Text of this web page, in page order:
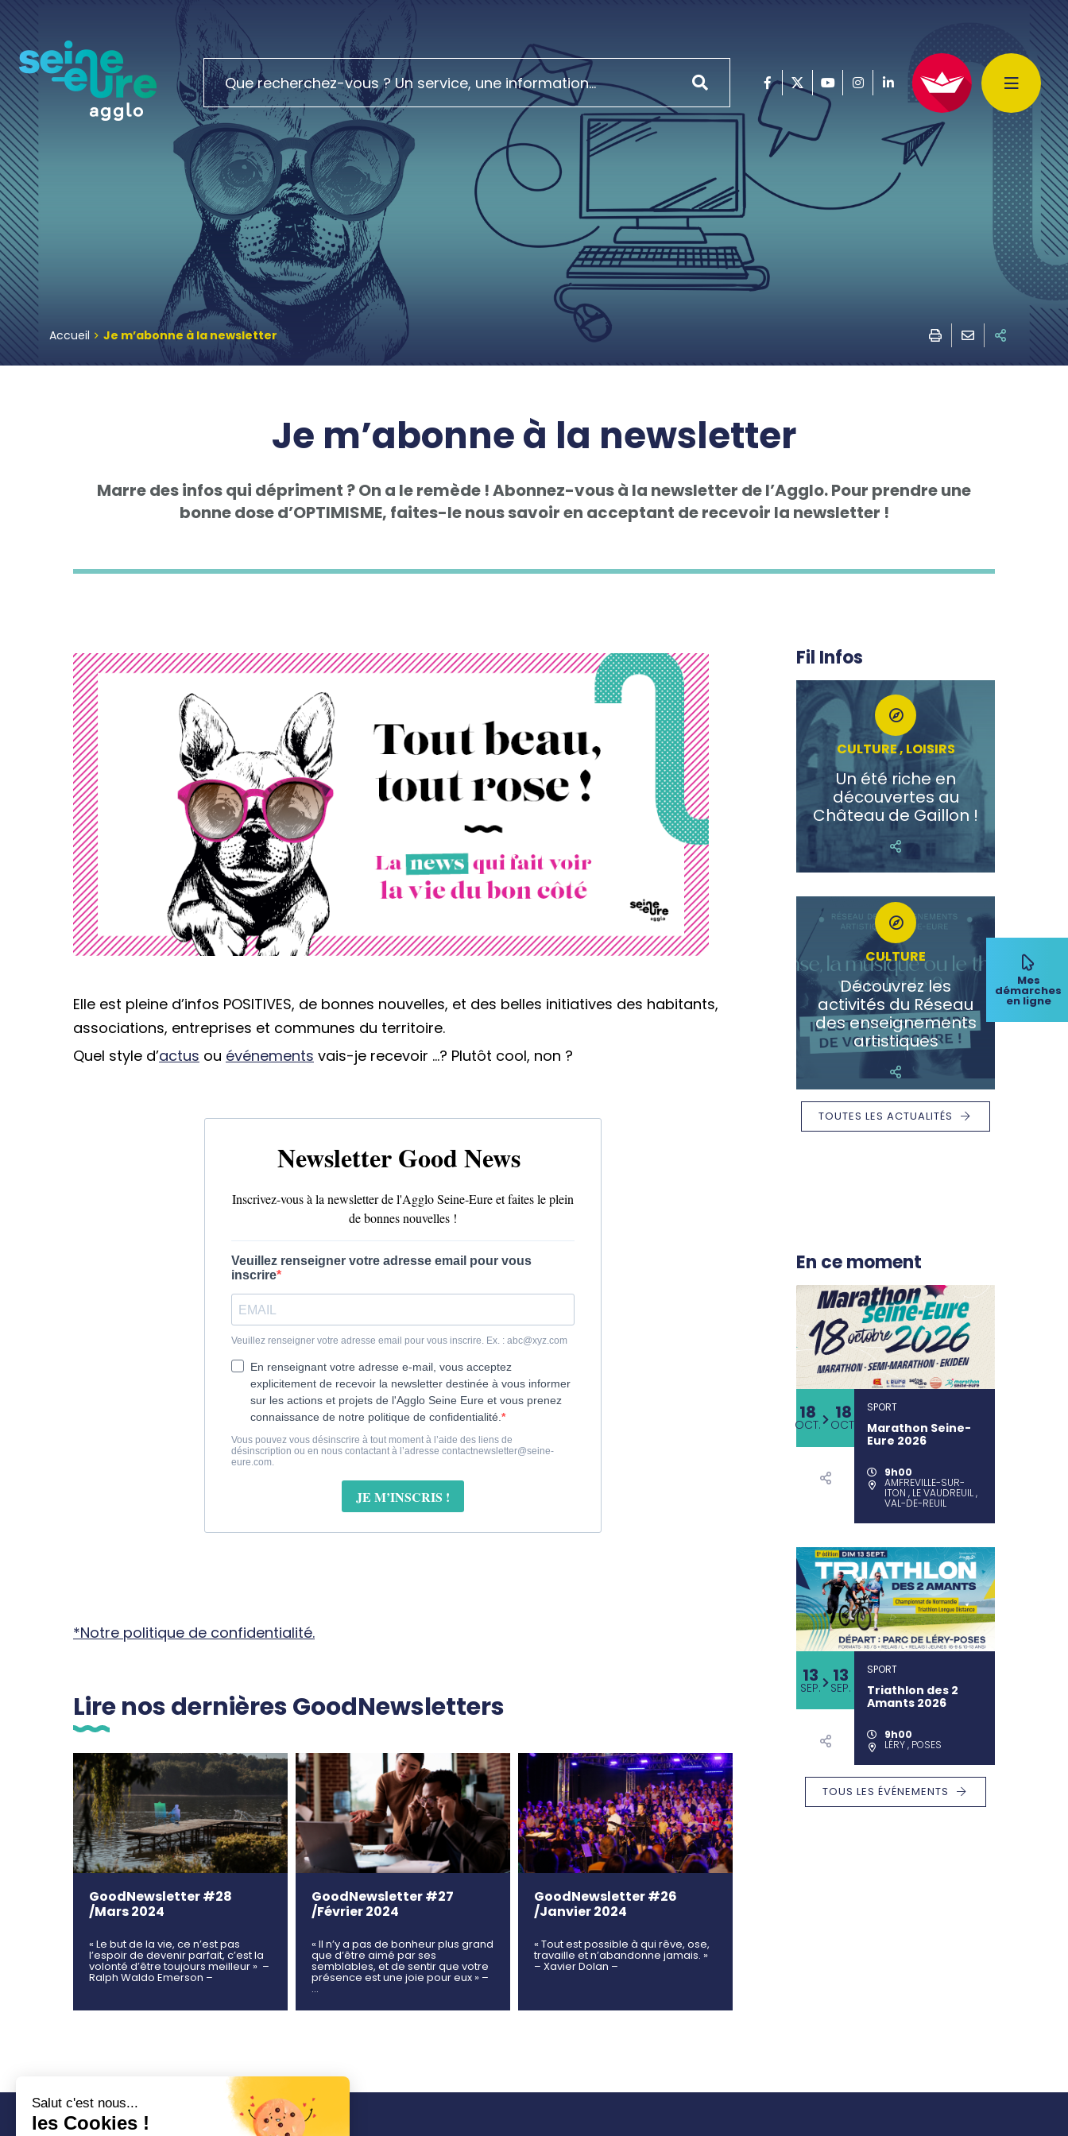
Salut c'est nous...
les Cookies !
Mes
démarches
en ligne
Accueil Je m’abonne à la newsletter
Je m’abonne à la newsletter
Marre des infos qui dépriment ? On a le remède ! Abonnez-vous à la newsletter de l’Agglo. Pour prendre une
bonne dose d’OPTIMISME, faites-le nous savoir en acceptant de recevoir la newsletter !
Elle est pleine d’infos POSITIVES, de bonnes nouvelles, et des belles initiatives des habitants,
associations, entreprises et communes du territoire.
Quel style d’actus ou événements vais-je recevoir …? Plutôt cool, non ?
*Notre politique de confidentialité.
Lire nos dernières GoodNewsletters
GoodNewsletter #28
/Mars 2024
« Le but de la vie, ce n’est pas
l’espoir de devenir parfait, c’est la
volonté d’être toujours meilleur » –
Ralph Waldo Emerson –
GoodNewsletter #27
/Février 2024
« Il n’y a pas de bonheur plus grand
que d’être aimé par ses
semblables, et de sentir que votre
présence est une joie pour eux » –
…
GoodNewsletter #26
/Janvier 2024
« Tout est possible à qui rêve, ose,
travaille et n’abandonne jamais. »
– Xavier Dolan –
Fil Infos
CULTURE , LOISIRS
Un été riche en
découvertes au
Château de Gaillon !
CULTURE
Découvrez les
activités du Réseau
des enseignements
artistiques
TOUTES LES ACTUALITÉS
En ce moment
18
OCT.
18
OCT.
SPORT
Marathon Seine-
Eure 2026
9h00
AMFREVILLE-SUR-
ITON , LE VAUDREUIL ,
VAL-DE-REUIL
13
SEP.
13
SEP.
SPORT
Triathlon des 2
Amants 2026
9h00
LÉRY , POSES
TOUS LES ÉVÉNEMENTS